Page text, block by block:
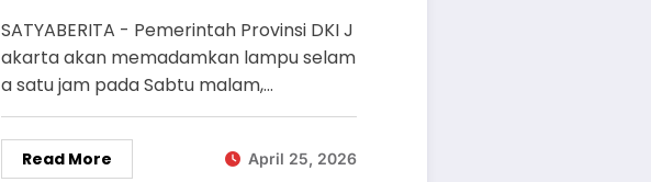
Padamkan Lampu untuk Hari
Bumi
SATYABERITA - Pemerintah Provinsi DKI J
akarta akan memadamkan lampu selam
a satu jam pada Sabtu malam,…
Read More April 25, 2026